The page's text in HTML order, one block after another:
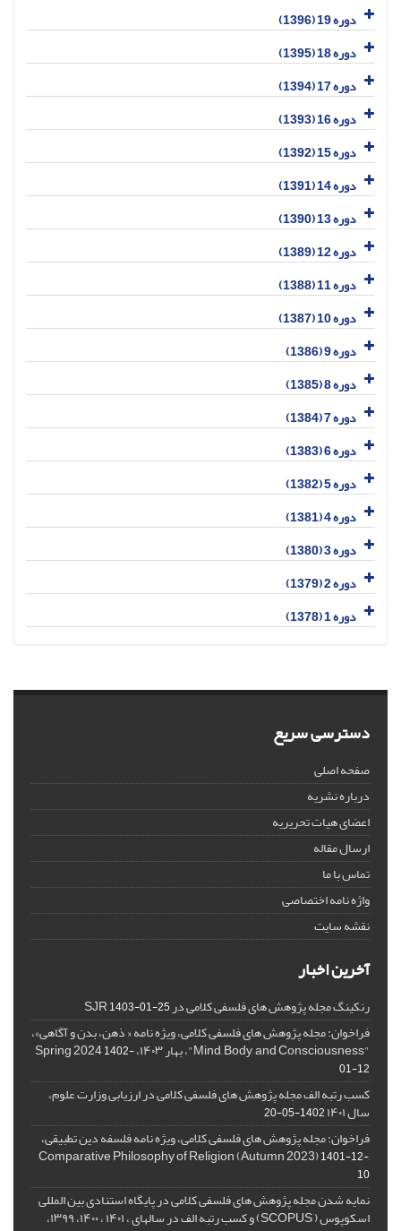
دوره 19 (1396)
دوره 18 (1395)
دوره 17 (1394)
دوره 16 (1393)
دوره 15 (1392)
دوره 14 (1391)
دوره 13 (1390)
دوره 12 (1389)
دوره 11 (1388)
دوره 10 (1387)
دوره 9 (1386)
دوره 8 (1385)
دوره 7 (1384)
دوره 6 (1383)
دوره 5 (1382)
دوره 4 (1381)
دوره 3 (1380)
دوره 2 (1379)
دوره 1 (1378)
دسترسی سریع
صفحه اصلی
درباره نشریه
اعضای هیات تحریریه
ارسال مقاله
تماس با ما
واژه نامه اختصاصی
نقشه سایت
آخرین اخبار
رنکینگ مجله پژوهش های فلسفی کلامی در SJR1403-01-25
فراخوان: مجله پژوهش های فلسفی کلامی، ویژه نامه « ذهن، بدن و آگاهی»،
"Mind, Body, and Consciousness"، بهار ۱۴۰۳، Spring 2024
1402-
01-12
کسب رتبه الف مجله پژوهش های فلسفی کلامی در ارزیابی وزارت علوم،
سال ۱۴۰۱ 1402-05-20
فراخوان: مجله پژوهش های فلسفی کلامی، ویژه نامه فلسفه دین تطبیقی،
,Comparative Philosophy of Religion (Autumn 2023)
1401-12-
10
نمایه شدن مجله پژوهش های فلسفی کلامی در پایگاه استنادی بین المللی
اسکوپوس ( SCOPUS) و کسب رتبه الف در سالهای ، ۱۴۰۱ ، ۱۴۰۰، ۱۳۹۹،